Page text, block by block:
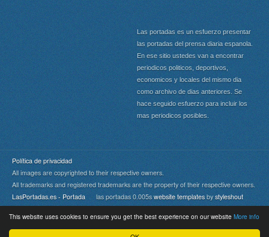
This website uses cookies to ensure you get the best experience on our website More info
Las portadas es un esfuerzo presentar
las portadas del prensa diaria espanola.
En ese sitio ustedes van a encontrar
periodicos politicos, deportivos,
economicos y locales del mismo dia
como archivo de dias anteriores. Se
hace seguido esfuerzo para incluir los
mas periodicos posibles.
Política de privacidad
All images are copyrighted to their respective owners.
All trademarks and registered trademarks are the property of their respective owners.
LasPortadas.es - Portada las portadas 0.005s website templates by styleshout